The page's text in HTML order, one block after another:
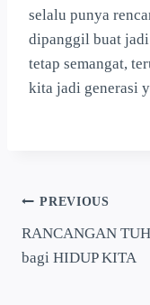
selalu punya
dipanggil buat
tetap semangat,
kita jadi generasi
PREVIOUS
RANCANGAN
bagi HIDUP KITA